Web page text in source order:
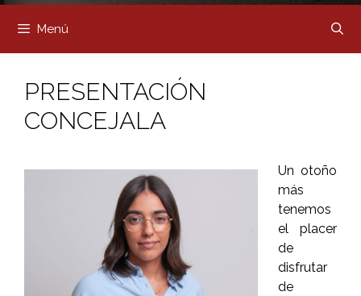
Menú
PRESENTACIÓN
CONCEJALA
Un otoño
más
tenemos
el placer
de
disfrutar
de